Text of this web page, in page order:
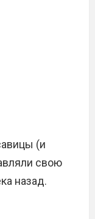
(и
свою
назад.